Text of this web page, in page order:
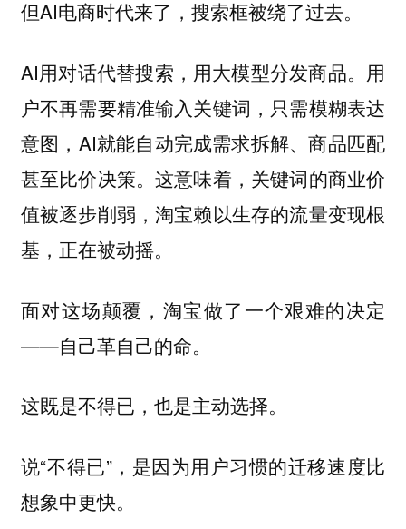
但AI电商时代来了，搜索框被绕了过去。
AI用对话代替搜索，用大模型分发商品。用
户不再需要精准输入关键词，只需模糊表达
意图，AI就能自动完成需求拆解、商品匹配
甚至比价决策。这意味着，关键词的商业价
值被逐步削弱，淘宝赖以生存的流量变现根
基，正在被动摇。
面对这场颠覆，淘宝做了一个艰难的决定
——自己革自己的命。
这既是不得已，也是主动选择。
说“不得已”，是因为用户习惯的迁移速度比
想象中更快。